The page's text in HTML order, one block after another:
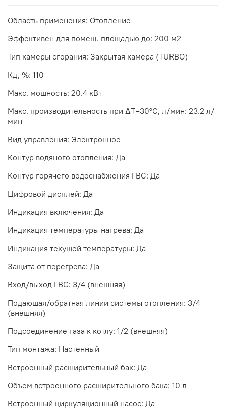
Область применения: Отопление
Эффективен для помещ. площадью до: 200 м2
Тип камеры сгорания: Закрытая камера (TURBO)
Кд, %: 110
Макс. мощность: 20.4 кВт
Макс. производительность при ΔТ=30°С, л/мин: 23.2 л/
мин
Вид управления: Электронное
Контур водяного отопления: Да
Контур горячего водоснабжения ГВС: Да
Цифровой дисплей: Да
Индикация включения: Да
Индикация температуры нагрева: Да
Индикация текущей температуры: Да
Защита от перегрева: Да
Вход/выход ГВС: 3/4 (внешняя)
Подающая/обратная линии системы отопления: 3/4
(внешняя)
Подсоединение газа к котлу: 1/2 (внешняя)
Тип монтажа: Настенный
Встроенный расширительный бак: Да
Объем встроенного расширительного бака: 10 л
Встроенный циркуляционный насос: Да